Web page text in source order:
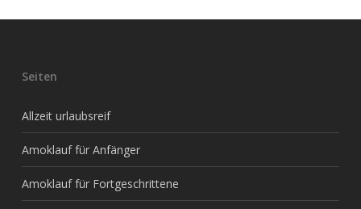
Seiten
Allzeit urlaubsreif
Amoklauf für Anfänger
Amoklauf für Fortgeschrittene